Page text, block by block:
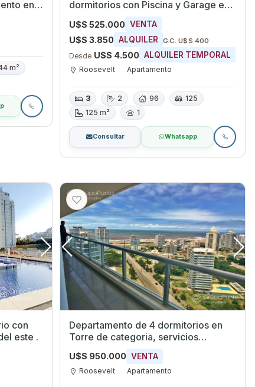
en
m²
dormitorios con Piscina y Garage en
Roosevelt, Maldonado
U$S 525.000 VENTA
U$S 3.850 ALQUILER
G.C. U$S 400
Desde U$S 4.500 ALQUILER TEMPORAL
Roosevelt Apartamento
3 2 96
125
125 m²
1
Consultar Whatsapp
con
del este .
Departamento de 4 dormitorios en
Torre de categoria, servicios
U$S 950.000 VENTA
Roosevelt Apartamento